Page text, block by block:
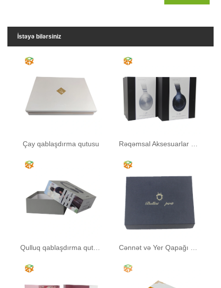
İstəyə bilərsiniz
Çay qablaşdırma qutusu
Qulluq qablaşdırma qutusu